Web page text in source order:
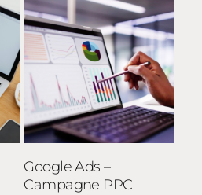
Aggiungi al carrello
Google Ads –
Campagne PPC